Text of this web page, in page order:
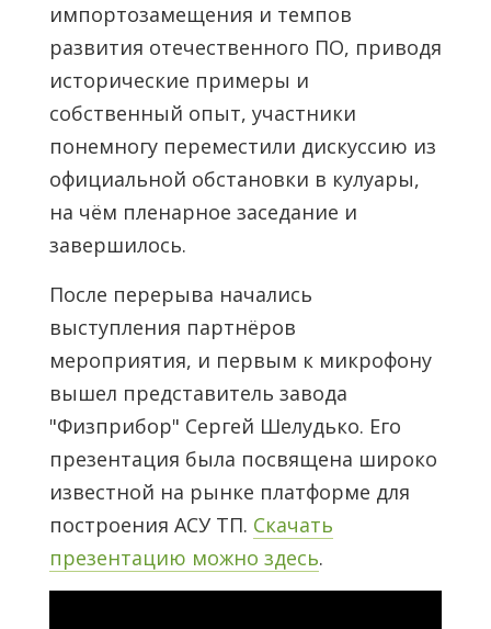
импортозамещения и темпов
развития отечественного ПО, приводя
исторические примеры и
собственный опыт, участники
понемногу переместили дискуссию из
официальной обстановки в кулуары,
на чём пленарное заседание и
завершилось.
После перерыва начались
выступления партнёров
мероприятия, и первым к микрофону
вышел представитель завода
"Физприбор" Сергей Шелудько. Его
презентация была посвящена широко
известной на рынке платформе для
построения АСУ ТП. Скачать
презентацию можно здесь.